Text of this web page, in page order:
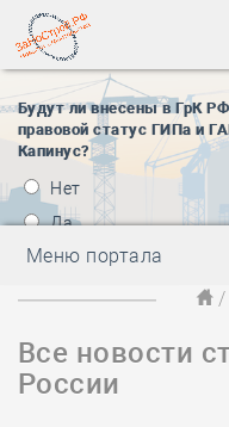
Будут ли внесены в ГрК
правовой статус ГИПа и
Капинус?
Нет
Да
Меню портала
/
Все новости
России